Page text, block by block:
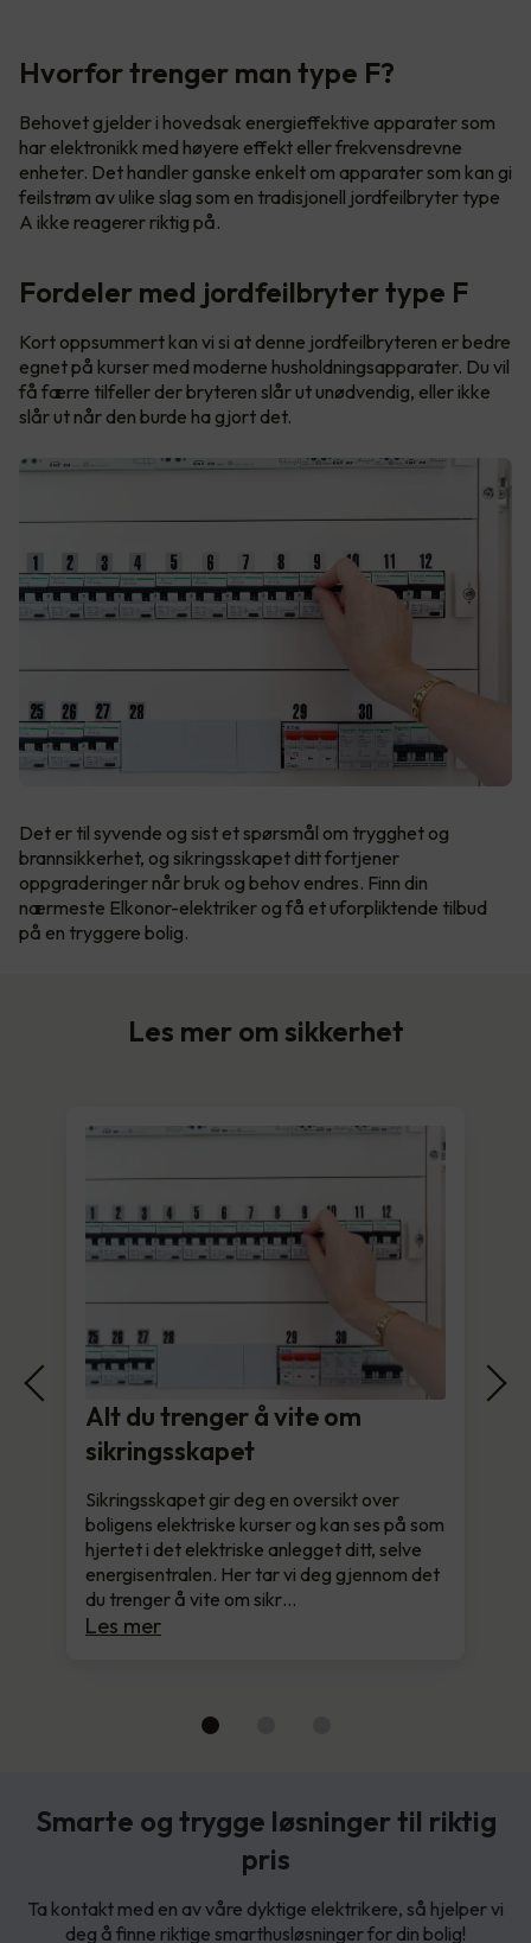
Hvorfor trenger man type F?
Behovet gjelder i hovedsak energieffektive apparater som
har elektronikk med høyere effekt eller frekvensdrevne
enheter. Det handler ganske enkelt om apparater som kan gi
feilstrøm av ulike slag som en tradisjonell jordfeilbryter type
A ikke reagerer riktig på.
Fordeler med jordfeilbryter type F
Kort oppsummert kan vi si at denne jordfeilbryteren er bedre
egnet på kurser med moderne husholdningsapparater. Du vil
få færre tilfeller der bryteren slår ut unødvendig, eller ikke
slår ut når den burde ha gjort det.
Det er til syvende og sist et spørsmål om trygghet og
brannsikkerhet, og sikringsskapet ditt fortjener
oppgraderinger når bruk og behov endres. Finn din
nærmeste Elkonor-elektriker og få et uforpliktende tilbud
på en tryggere bolig.
Les mer om sikkerhet
Alt du trenger å vite om
sikringsskapet
Sikringsskapet gir deg en oversikt over
boligens elektriske kurser og kan ses på som
hjertet i det elektriske anlegget ditt, selve
energisentralen. Her tar vi deg gjennom det
du trenger å vite om sikr…
Les mer
Smarte og trygge løsninger til riktig
pris
Ta kontakt med en av våre dyktige elektrikere, så hjelper vi
deg å finne riktige smarthusløsninger for din bolig!